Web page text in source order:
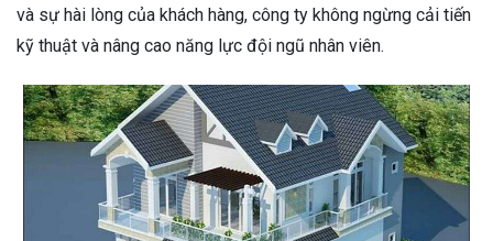
và sự hài lòng của khách hàng, công ty không ngừng cải tiến
kỹ thuật và nâng cao năng lực đội ngũ nhân viên.